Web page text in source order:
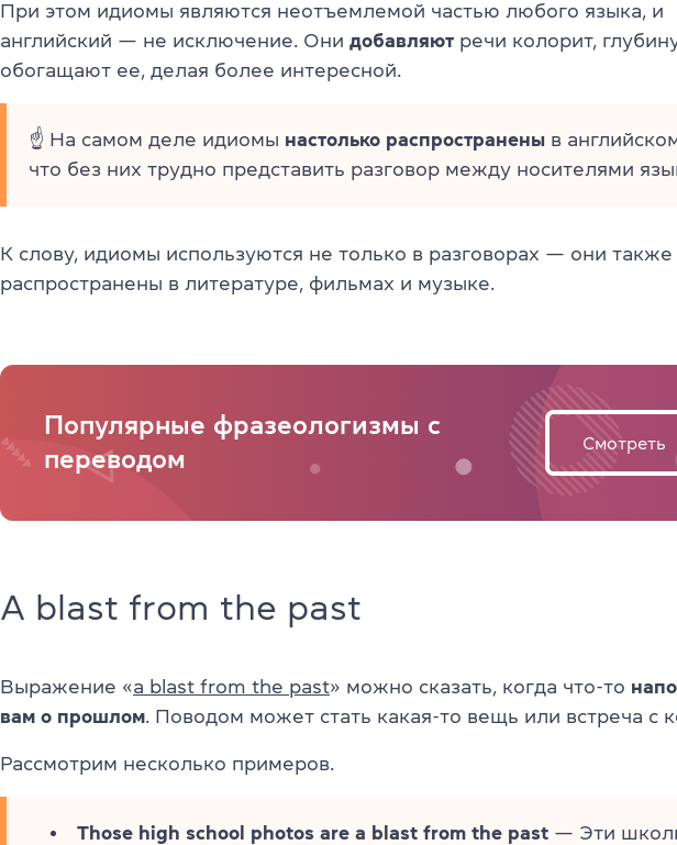
При этом идиомы являются неотъемлемой частью любого языка, и
английский — не исключение. Они добавляют речи колорит,
обогащают ее, делая более интересной.
☝ На самом деле идиомы настолько распространены в
что без них трудно представить разговор между носителями
К слову, идиомы используются не только в разговорах — они также
распространены в литературе, фильмах и музыке.
Популярные фразеологизмы с
переводом
Смотреть
A blast from the past
Выражение «a blast from the past» можно сказать, когда что-то
вам о прошлом. Поводом может стать какая-то вещь или встреча с
Рассмотрим несколько примеров.
Those high school photos are a blast from the past — Эти